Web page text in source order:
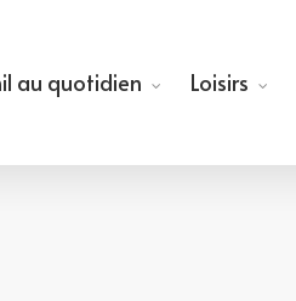
au quotidien Loisirs